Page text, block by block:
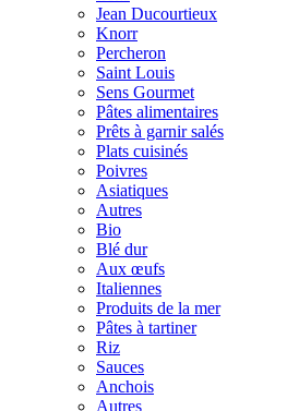
Jean Ducourtieux
Knorr
Percheron
Saint Louis
Sens Gourmet
Pâtes alimentaires
Prêts à garnir salés
Plats cuisinés
Poivres
Asiatiques
Autres
Bio
Blé dur
Aux œufs
Italiennes
Produits de la mer
Pâtes à tartiner
Riz
Sauces
Anchois
Autres